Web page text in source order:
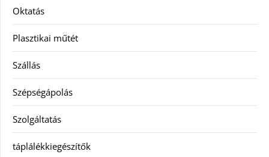
Oktatás
Plasztikai műtét
Szállás
Szépségápolás
Szolgáltatás
táplálékkiegészítők